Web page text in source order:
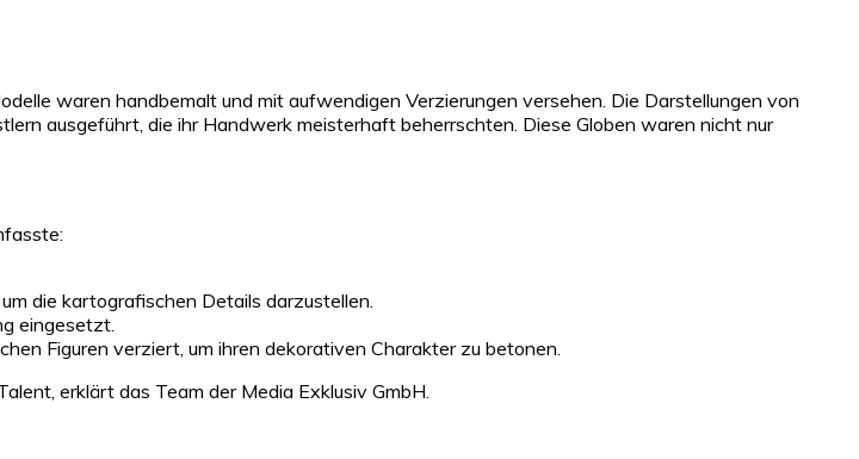
waren handbemalt und mit aufwendigen Verzierungen versehen. Die Darstellungen von
ausgeführt, die ihr Handwerk meisterhaft beherrschten. Diese Globen waren nicht nur
die kartografischen Details darzustellen.
eingesetzt.
Figuren verziert, um ihren dekorativen Charakter zu betonen.
erklärt das Team der Media Exklusiv GmbH.